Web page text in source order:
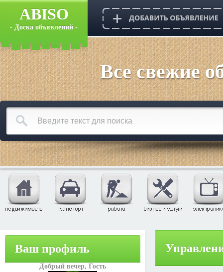
ABISO
- Доска объявлений -
Все свежие
Ваш профиль
Добрый вечер, Гость